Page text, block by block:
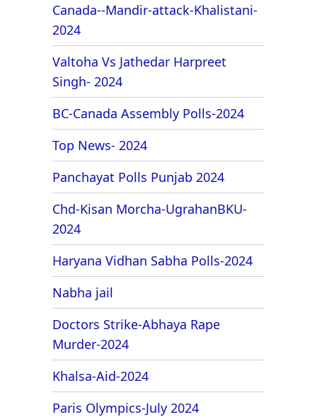
Canada--Mandir-attack-Khalistani-
2024
Valtoha Vs Jathedar Harpreet
Singh- 2024
BC-Canada Assembly Polls-2024
Top News- 2024
Panchayat Polls Punjab 2024
Chd-Kisan Morcha-UgrahanBKU-
2024
Haryana Vidhan Sabha Polls-2024
Nabha jail
Doctors Strike-Abhaya Rape
Murder-2024
Khalsa-Aid-2024
Paris Olympics-July 2024